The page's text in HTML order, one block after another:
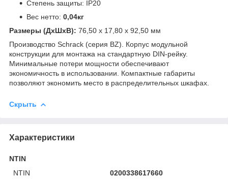
Степень защиты: IP20
Вес нетто: 0,04кг
Размеры (ДxШxВ): 76,50 x 17,80 x 92,50 мм
Производство Schrack (серия BZ). Корпус модульной
конструкции для монтажа на стандартную DIN-рейку.
Минимальные потери мощности обеспечивают
экономичность в использовании. Компактные габариты
позволяют экономить место в распределительных шкафах.
Скрыть
Характеристики
NTIN
NTIN
0200338617660